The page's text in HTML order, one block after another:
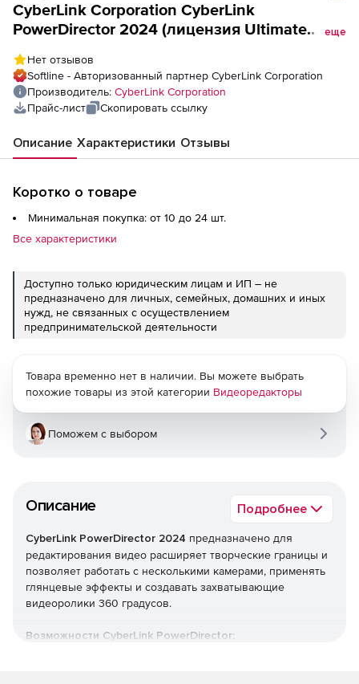
CyberLink Corporation CyberLink
PowerDirector 2024 (лицензия Ultimate
еще
Нет отзывов
Softline - Авторизованный партнер CyberLink Corporation
Производитель: CyberLink Corporation
Прайс-лист
Скопировать ссылку
Описание Характеристики Отзывы
Коротко о товаре
Минимальная покупка: от 10 до 24 шт.
Все характеристики
Доступно только юридическим лицам и ИП – не
предназначено для личных, семейных, домашних и иных
нужд, не связанных с осуществлением
предпринимательской деятельности
Описание Подробнее
CyberLink PowerDirector 2024 предназначено для
редактирования видео расширяет творческие границы и
позволяет работать с несколькими камерами, применять
глянцевые эффекты и создавать захватывающие
видеоролики 360 градусов.
Возможности CyberLink PowerDirector:
Товара временно нет в наличии. Вы можете выбрать
похожие товары из этой категории Видеоредакторы
Поможем с выбором